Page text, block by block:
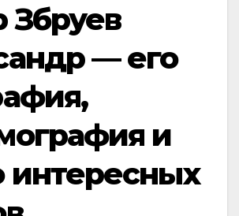
Збруев
— его
и
интересных